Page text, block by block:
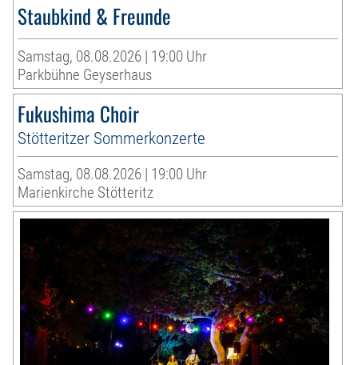
Staubkind & Freunde
Samstag, 08.08.2026 | 19:00 Uhr
Parkbühne Geyserhaus
Fukushima Choir
Stötteritzer Sommerkonzerte
Samstag, 08.08.2026 | 19:00 Uhr
Marienkirche Stötteritz